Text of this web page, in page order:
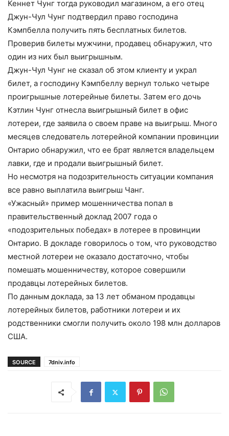
Кеннет Чунг тогда руководил магазином, а его отец
Джун-Чул Чунг подтвердил право господина
Кэмпбелла получить пять бесплатных билетов.
Проверив билеты мужчини, продавец обнаружил, что
один из них был выигрышным.
Джун-Чул Чунг не сказал об этом клиенту и украл
билет, а господину Кэмпбеллу вернул только четыре
проигрышные лотерейные билеты. Затем его дочь
Кэтлин Чунг отнесла выигрышный билет в офис
лотереи, где заявила о своем праве на выигрыш. Много
месяцев следователь лотерейной компании провинции
Онтарио обнаружил, что ее брат является владельцем
лавки, где и продали выигрышный билет.
Но несмотря на подозрительность ситуации компания
все равно выплатила выигрыш Чанг.
«Ужасный» пример мошенничества попал в
правительственный доклад 2007 года о
«подозрительных победах» в лотерее в провинции
Онтарио. В докладе говорилось о том, что руководство
местной лотереи не оказало достаточно, чтобы
помешать мошенничеству, которое совершили
продавцы лотерейных билетов.
По данным доклада, за 13 лет обманом продавцы
лотерейных билетов, работники лотереи и их
родственники смогли получить около 198 млн долларов
США.
SOURCE 7dniv.info